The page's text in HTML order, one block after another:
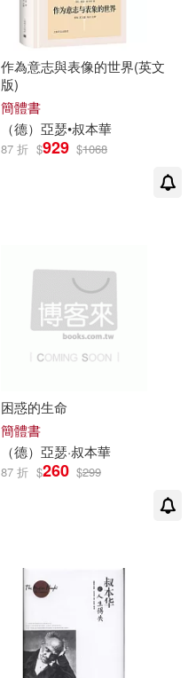
作為意志與表像的世界(英文
版)
簡體書
（德） 亞瑟•叔本華
87 折 $929 $1068
困惑的生命
簡體書
（德） 亞瑟·叔本華
87 折 $260 $299